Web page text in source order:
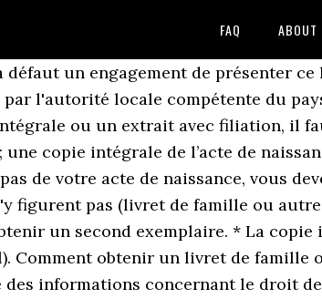
FAQ ABOUT
un engagement de présenter ce
l'autorité locale compétente du
ou un extrait avec filiation, il
copie intégrale de l’acte de
de votre acte de naissance, vous
figurent pas (livret de famille ou
un second exemplaire. * La copie
Comment obtenir un livret de famille
informations concernant le droit